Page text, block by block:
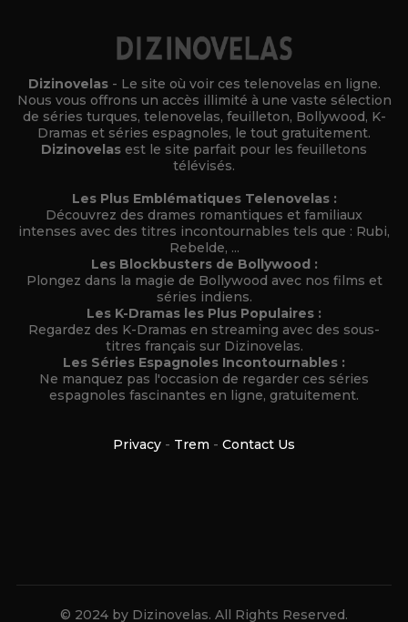
Dizinovelas - Le site où voir ces telenovelas en ligne.
Nous vous offrons un accès illimité à une vaste sélection
de séries turques, telenovelas, feuilleton, Bollywood, K-
Dramas et séries espagnoles, le tout gratuitement.
Dizinovelas est le site parfait pour les feuilletons
télévisés.
Les Plus Emblématiques Telenovelas :
Découvrez des drames romantiques et familiaux
intenses avec des titres incontournables tels que : Rubi,
Rebelde, ...
Les Blockbusters de Bollywood :
Plongez dans la magie de Bollywood avec nos films et
séries indiens.
Les K-Dramas les Plus Populaires :
Regardez des K-Dramas en streaming avec des sous-
titres français sur Dizinovelas.
Les Séries Espagnoles Incontournables :
Ne manquez pas l'occasion de regarder ces séries
espagnoles fascinantes en ligne, gratuitement.
Privacy - Trem - Contact Us
© 2024 by Dizinovelas. All Rights Reserved.